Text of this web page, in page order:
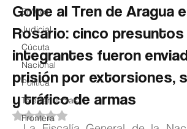
EnVivo
Judicial
Cúcuta
Nacional
Política
Teledenuncias
Frontera
Golpe al Tren de Aragua
Rosario: cinco presuntos
integrantes fueron
prisión por extorsiones,
y tráfico de armas
Obtuvo NaN de 5 estrellas.